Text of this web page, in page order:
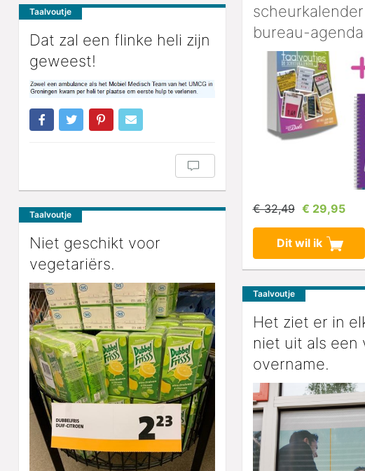
bureau-agenda
€ 32,49 € 29,95
Dit wil ik
Taalvoutje
Dat zal een flinke heli zijn
geweest!
Taalvoutje
Niet geschikt voor
vegetariërs.
Taalvoutje
Het ziet er in
niet uit als een
overname.